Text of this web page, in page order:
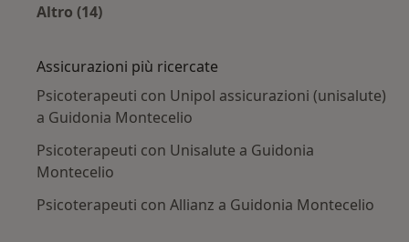
Altro (14)
Assicurazioni più ricercate
Psicoterapeuti con Unipol assicurazioni (unisalute)
a Guidonia Montecelio
Psicoterapeuti con Unisalute a Guidonia
Montecelio
Psicoterapeuti con Allianz a Guidonia Montecelio